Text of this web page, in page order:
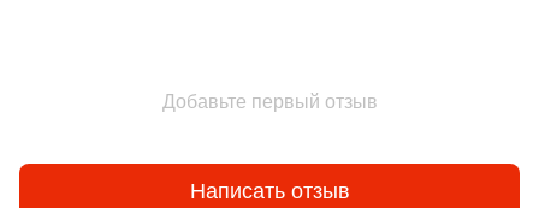
Добавьте первый отзыв
Написать отзыв